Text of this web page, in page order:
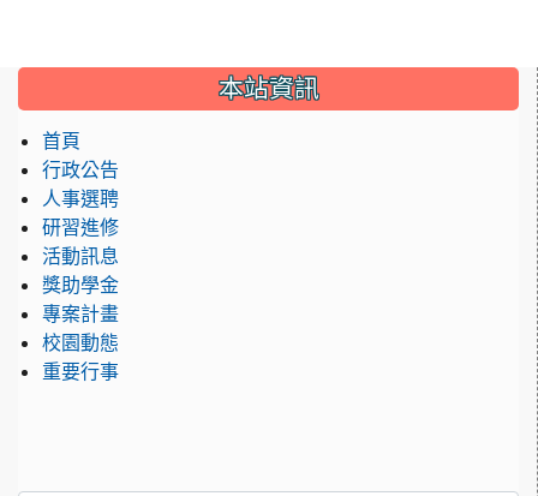
::: 本站資訊
首頁
行政公告
人事選聘
研習進修
活動訊息
獎助學金
專案計畫
校園動態
重要行事